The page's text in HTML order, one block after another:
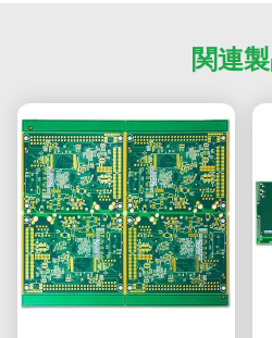
関連